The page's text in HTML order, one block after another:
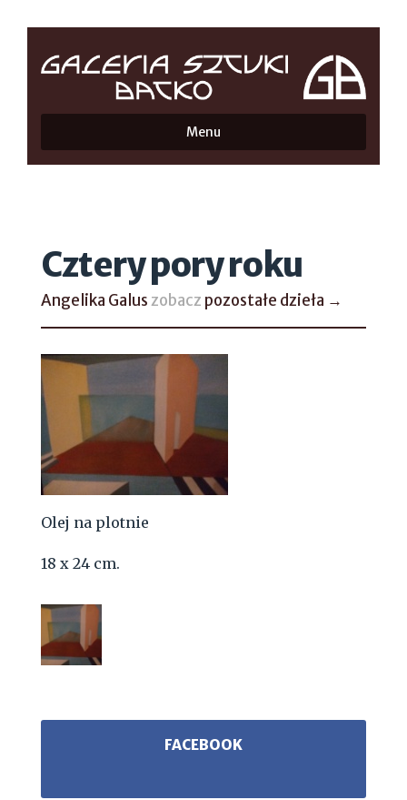
Menu
Cztery pory roku
Angelika Galuszobacz pozostałe dzieła →
Olej na plotnie
18 x 24 cm.
FACEBOOK